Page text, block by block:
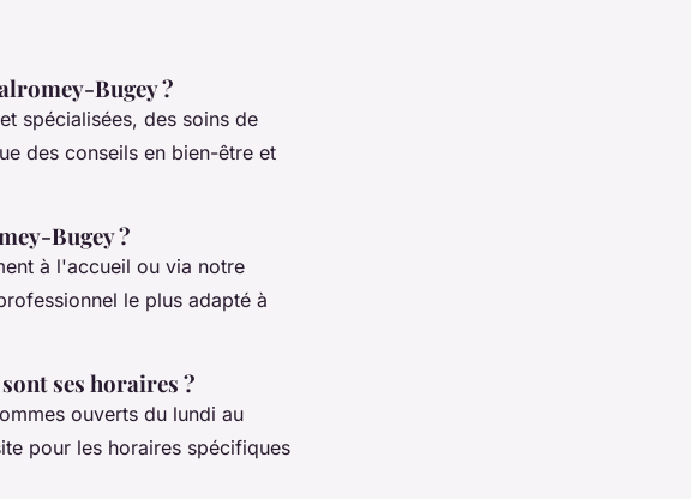
Bugey ?
spécialisées, des soins de
des conseils en bien-être et
Bugey ?
à l'accueil ou via notre
le plus adapté à
ses horaires ?
ouverts du lundi au
pour les horaires spécifiques